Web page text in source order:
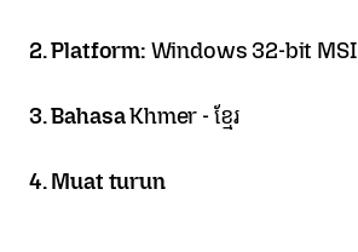
2. Platform: Windows 32-bit MSI
3. BahasaKhmer - ខ្មែរ
4. Muat turun